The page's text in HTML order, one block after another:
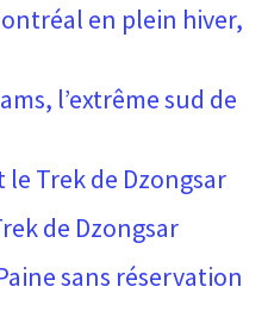
en plein hiver,
l’extrême sud de
le Trek de Dzongsar
de Dzongsar
sans réservation